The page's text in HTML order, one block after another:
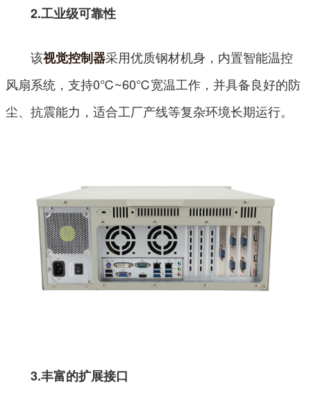
2.工业级可靠性
该视觉控制器采用优质钢材机身，内置智能温控
风扇系统，支持0℃~60℃宽温工作，并具备良好的防
尘、抗震能力，适合工厂产线等复杂环境长期运行。
3.丰富的扩展接口